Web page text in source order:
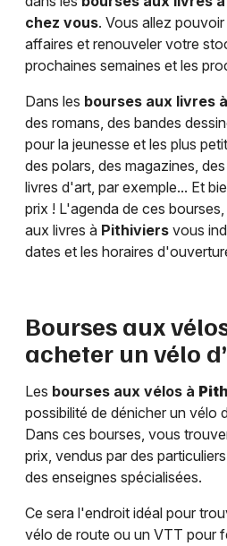
chez vous. Vous allez
affaires et renouveler votre
prochaines semaines et les
Dans les bourses aux livres à
des romans, des bandes
pour la jeunesse et les plus
des polars, des magazines,
livres d'art, par exemple... Et
prix ! L'agenda de ces
aux livres à Pithiviers vous
dates et les horaires
Bourses aux
acheter un vélo
Les bourses aux vélos à
possibilité de dénicher un vélo
Dans ces bourses, vous
prix, vendus par des
des enseignes spécialisées.
Ce sera l'endroit idéal pour
vélo de route ou un VTT pour